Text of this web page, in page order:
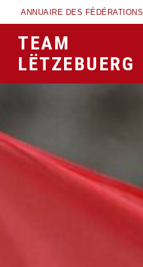
ANNUAIRE DES FÉDÉRATIONS
TEAM
LËTZEBUERG